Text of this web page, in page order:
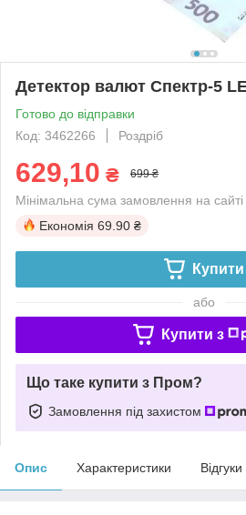
Детектор валют Спектр-5
Готово до відправки
Код: 3462266
Роздріб
629,10 ₴ 699 ₴
Мінімальна сума замовлення на
Економія 69.90 ₴
Купити
або
Купити з
Що таке купити з Пром?
Замовлення під захистом
Опис Характеристики